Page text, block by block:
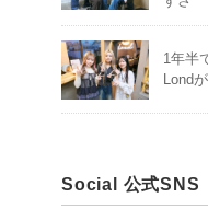
1年半
Lond
Social 公式SNS